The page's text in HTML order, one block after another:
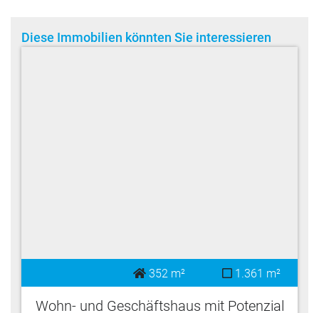
Diese Immobilien könnten Sie interessieren
352 m² 1.361 m²
Wohn- und Geschäftshaus mit Potenzial